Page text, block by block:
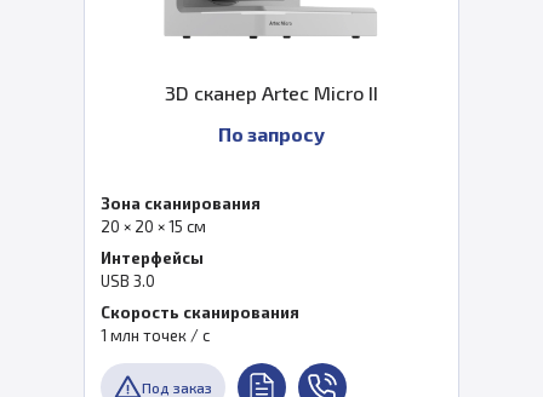
3D сканер Artec Micro II
По запросу
Зона сканирования
20 × 20 × 15 см
Интерфейсы
USB 3.0
Скорость сканирования
1 млн точек / с
Под заказ